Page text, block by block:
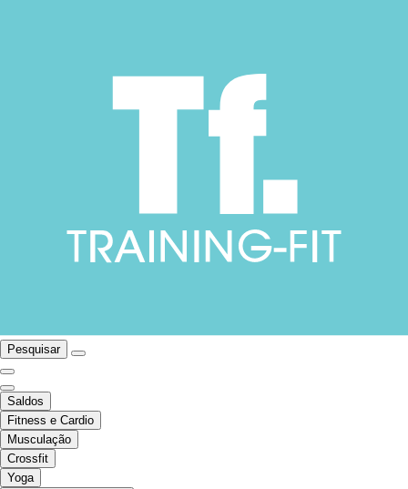
Pesquisar
Saldos
Fitness e Cardio
Musculação
Crossfit
Yoga